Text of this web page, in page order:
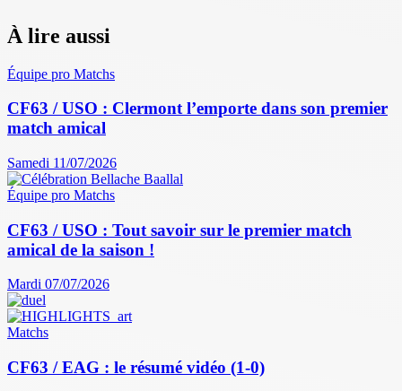
À lire aussi
Équipe pro Matchs
CF63 / USO : Clermont l’emporte dans son premier
match amical
Samedi 11/07/2026
Équipe pro Matchs
CF63 / USO : Tout savoir sur le premier match
amical de la saison !
Mardi 07/07/2026
Matchs
CF63 / EAG : le résumé vidéo (1-0)